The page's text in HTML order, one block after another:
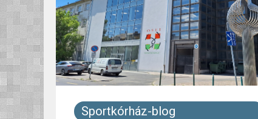
Sportkórház-blog